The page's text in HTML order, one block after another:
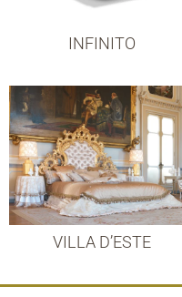
INFINITO
VILLA D’ESTE